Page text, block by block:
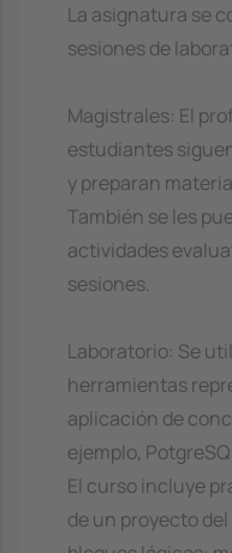
La asignatura se
sesiones de
Magistrales: El
estudiantes
y preparan
También se les
actividades
sesiones.
Laboratorio: Se
herramientas
aplicación de
ejemplo,
El curso incluye
de un proyecto